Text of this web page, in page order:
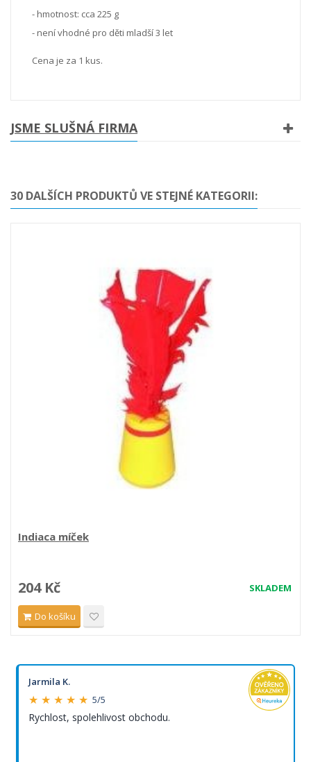
- hmotnost: cca 225 g
- není vhodné pro děti mladší 3 let
Cena je za 1 kus.
JSME SLUŠNÁ FIRMA
30 DALŠÍCH PRODUKTŮ VE STEJNÉ KATEGORII:
Indiaca míček
SKLADEM
204 Kč
Do košíku
Jarmila K.
★ ★ ★ ★ ★ 5/5
Rychlost, spolehlivost obchodu.